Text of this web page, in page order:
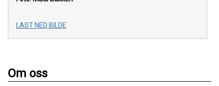
LAST NED BILDE
Om oss